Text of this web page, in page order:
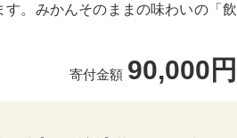
。みかんそのままの味わいの「飲
寄付金額 90,000円